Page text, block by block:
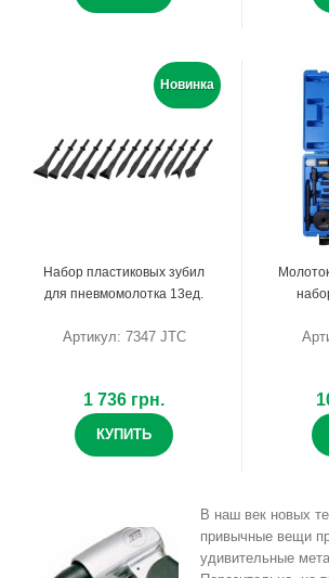
Новинка
Набор пластиковых зубил
для пневмомолотка 13ед.
Артикул: 7347 JTC
1 736 грн.
КУПИТЬ
В наш век новых
привычные вещи
удивительные